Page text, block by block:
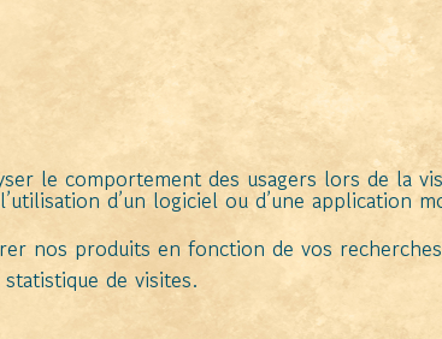
le comportement des usagers lors de la
d’un logiciel ou d’une application
nos produits en fonction de vos
de visites.